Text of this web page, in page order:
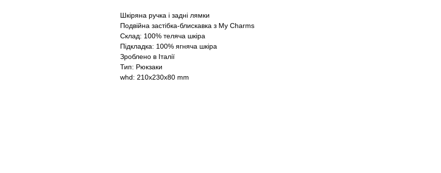
Шкіряна ручка і задні лямки
Подвійна застібка-блискавка з My Charms
Склад: 100% теляча шкіра
Підкладка: 100% ягняча шкіра
Зроблено в Італії
Тип: Рюкзаки
whd: 210x230x80 mm